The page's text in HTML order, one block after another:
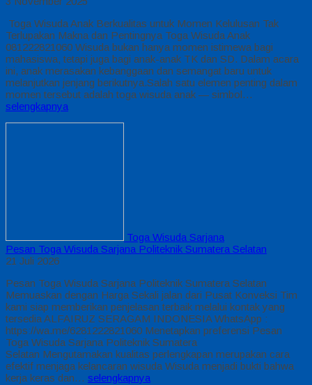
Toga Wisuda Anak Berkualitas untuk Momen Kelulusan Tak
Terlupakan Makna dan Pentingnya Toga Wisuda Anak
081222821060 Wisuda bukan hanya momen istimewa bagi
mahasiswa, tetapi juga bagi anak-anak TK dan SD. Dalam acara
ini, anak merasakan kebanggaan dan semangat baru untuk
melanjutkan jenjang berikutnya.Salah satu elemen penting dalam
momen tersebut adalah toga wisuda anak — simbol…
selengkapnya
Toga Wisuda Sarjana
Pesan Toga Wisuda Sarjana Politeknik Sumatera Selatan
21 Juli 2026
Pesan Toga Wisuda Sarjana Politeknik Sumatera Selatan
Memuaskan dengan Harga Sekali jalan dari Pusat Konveksi Tim
kami siap memberikan penjelasan terbaik melalui kontak yang
tersedia ALFAIRUZ SERAGAM INDONESIA WhatsApp :
https://wa.me/6281222821060 Menetapkan preferensi Pesan
Toga Wisuda Sarjana Politeknik Sumatera
Selatan Mengutamakan kualitas perlengkapan merupakan cara
efektif menjaga kelancaran wisuda Wisuda menjadi bukti bahwa
kerja keras dan… selengkapnya